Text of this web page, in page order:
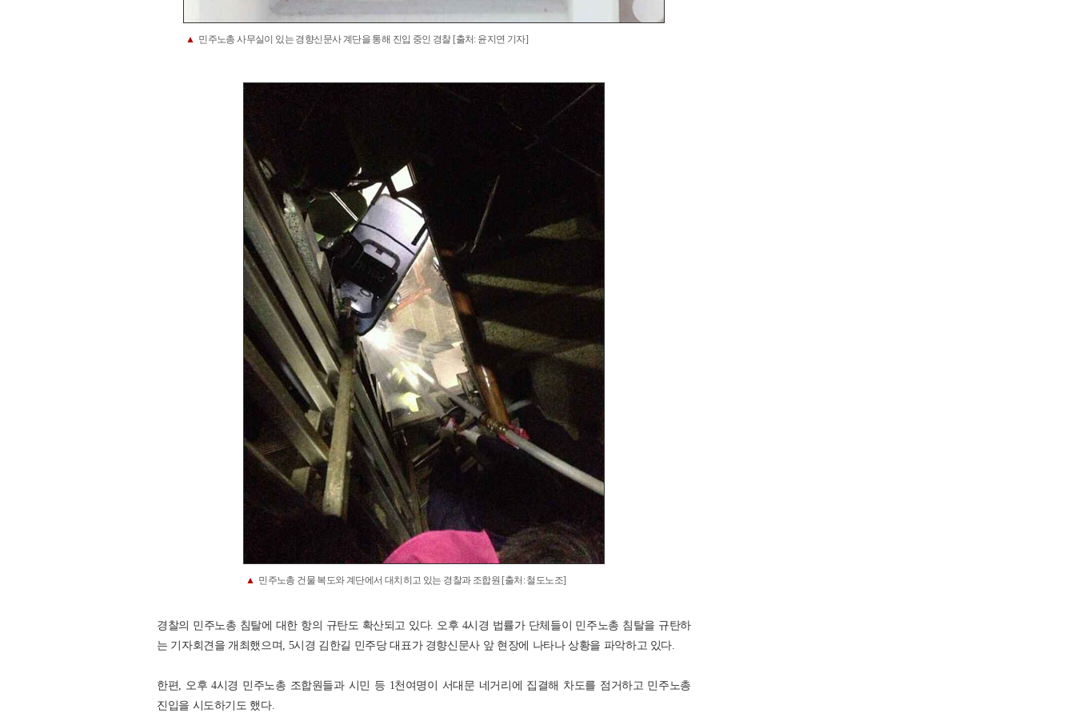
▲ 민주노총 사무실이 있는 경향신문사 계단을 통해 진입 중인 경찰 [출처: 윤지연 기자]
▲ 민주노총 건물 복도와 계단에서 대치히고 있는 경찰과 조합원 [출처: 철도노조]
경찰의 민주노총 침탈에 대한 항의 규탄도 확산되고 있다. 오후 4시경 법률가 단체들이 민주노총 침탈을 규탄하
는 기자회견을 개최했으며, 5시경 김한길 민주당 대표가 경향신문사 앞 현장에 나타나 상황을 파악하고 있다.
한편, 오후 4시경 민주노총 조합원들과 시민 등 1천여명이 서대문 네거리에 집결해 차도를 점거하고 민주노총
진입을 시도하기도 했다.